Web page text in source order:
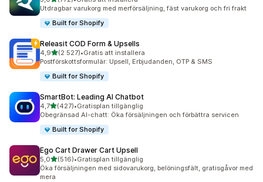
772 recensioner totalt
Utdragbar varukorg med merförsäljning, fäst varukorg och fri frakt
Built for Shopify
Releasit COD Form & Upsells
4,9av 5 stjärnor
(2 527)
2527 recensioner totalt
•Gratis att installera
Postförskottsformulär: Upsell, Erbjudanden, OTP & SMS
Built for Shopify
SmartBot: Leading AI Chatbot
4,7av 5 stjärnor
(427)
427 recensioner totalt
•Gratisplan tillgänglig
Obegränsad AI-chatt: Öka försäljningen och förbättra servicen
Built for Shopify
Ego Cart Drawer Cart Upsell
5,0av 5 stjärnor
(516)
516 recensioner totalt
•Gratisplan tillgänglig
Öka försäljningen med sidovarukorg, belöningsfält, gratisgåvor med
mera